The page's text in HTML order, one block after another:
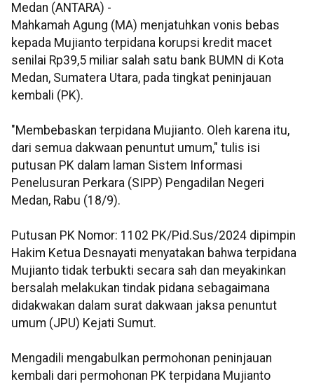
Medan (ANTARA) -
Mahkamah Agung (MA) menjatuhkan vonis bebas
kepada Mujianto terpidana korupsi kredit macet
senilai Rp39,5 miliar salah satu bank BUMN di Kota
Medan, Sumatera Utara, pada tingkat peninjauan
kembali (PK).
"Membebaskan terpidana Mujianto. Oleh karena itu,
dari semua dakwaan penuntut umum," tulis isi
putusan PK dalam laman Sistem Informasi
Penelusuran Perkara (SIPP) Pengadilan Negeri
Medan, Rabu (18/9).
Putusan PK Nomor: 1102 PK/Pid.Sus/2024 dipimpin
Hakim Ketua Desnayati menyatakan bahwa terpidana
Mujianto tidak terbukti secara sah dan meyakinkan
bersalah melakukan tindak pidana sebagaimana
didakwakan dalam surat dakwaan jaksa penuntut
umum (JPU) Kejati Sumut.
Mengadili mengabulkan permohonan peninjauan
kembali dari permohonan PK terpidana Mujianto